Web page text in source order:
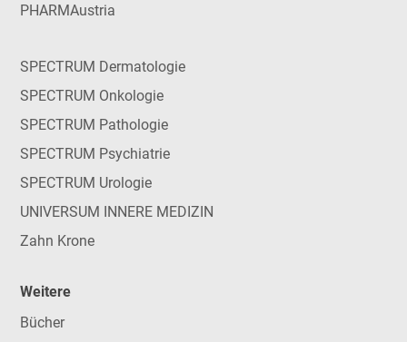
PHARMAustria
SPECTRUM Dermatologie
SPECTRUM Onkologie
SPECTRUM Pathologie
SPECTRUM Psychiatrie
SPECTRUM Urologie
UNIVERSUM INNERE MEDIZIN
Zahn Krone
Weitere
Bücher